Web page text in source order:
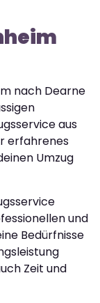
nach Dearne
aus
erfahrenes
Umzug
und
Bedürfnisse
Zeit und